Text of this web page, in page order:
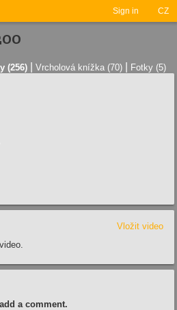
Sign in CZ
(256) Vrcholová knížka (70) Fotky (5)
Vložit video
a comment.